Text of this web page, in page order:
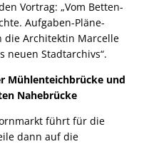
Vortrag: „Vom Betten-
Aufgaben-Pläne-
die Architektin Marcelle
neuen Stadtarchivs“.
Mühlenteichbrücke und
Nahebrücke
führt für die
dann auf die